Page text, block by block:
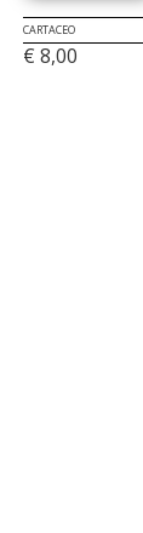
CARTACEO
€ 8,00